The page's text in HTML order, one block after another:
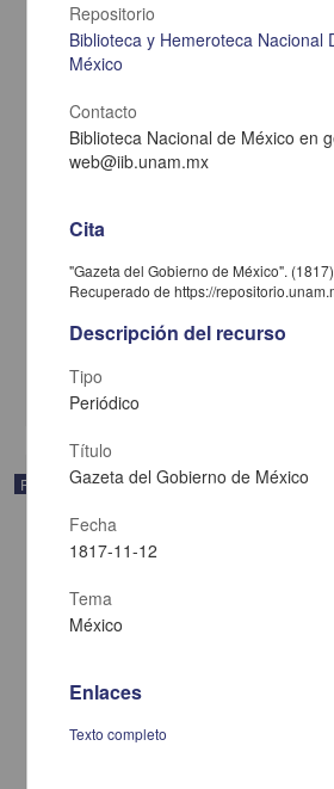
Gazeta del Gobierno de México
1817-12-06
Publicación periódica
Repositorio
Biblioteca y Hemeroteca Nacional
México
Contacto
Biblioteca Nacional de México en
web@iib.unam.mx
Cita
"Gazeta del Gobierno de México".
Recuperado de https://
Descripción del recurso
Tipo
Periódico
Título
Gazeta del Gobierno de México
Fecha
1817-11-12
Tema
México
Enlaces
Texto completo